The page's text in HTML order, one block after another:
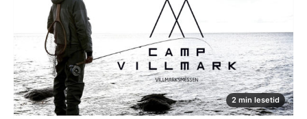
2 min lesetid